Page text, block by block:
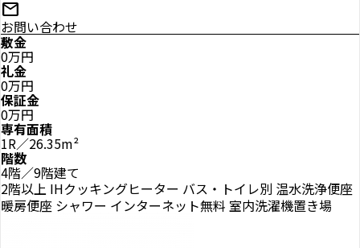
mail
お問い合わせ
敷金
0万円
礼金
0万円
保証金
0万円
専有面積
1R／26.35m²
階数
4階／9階建て
2階以上 IHクッキングヒーター バス・トイレ別 温水洗浄便座
暖房便座 シャワー インターネット無料 室内洗濯機置き場